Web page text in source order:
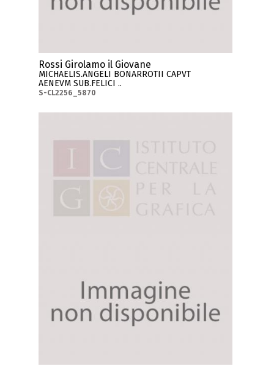
Rossi Girolamo il Giovane
MICHAELIS.ANGELI BONARROTII CAPVT
AENEVM SUB.FELICI ..
S-CL2256_5870